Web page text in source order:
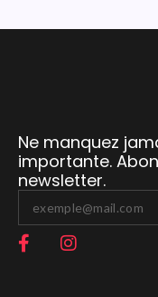
Ne manquez
importante.
newsletter.